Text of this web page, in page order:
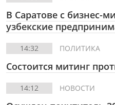
В Саратове с бизнес-
узбекские
14:32 ПОЛИТИКА
Состоится митинг
14:12 НОВОСТИ